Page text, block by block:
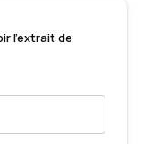
l'extrait de